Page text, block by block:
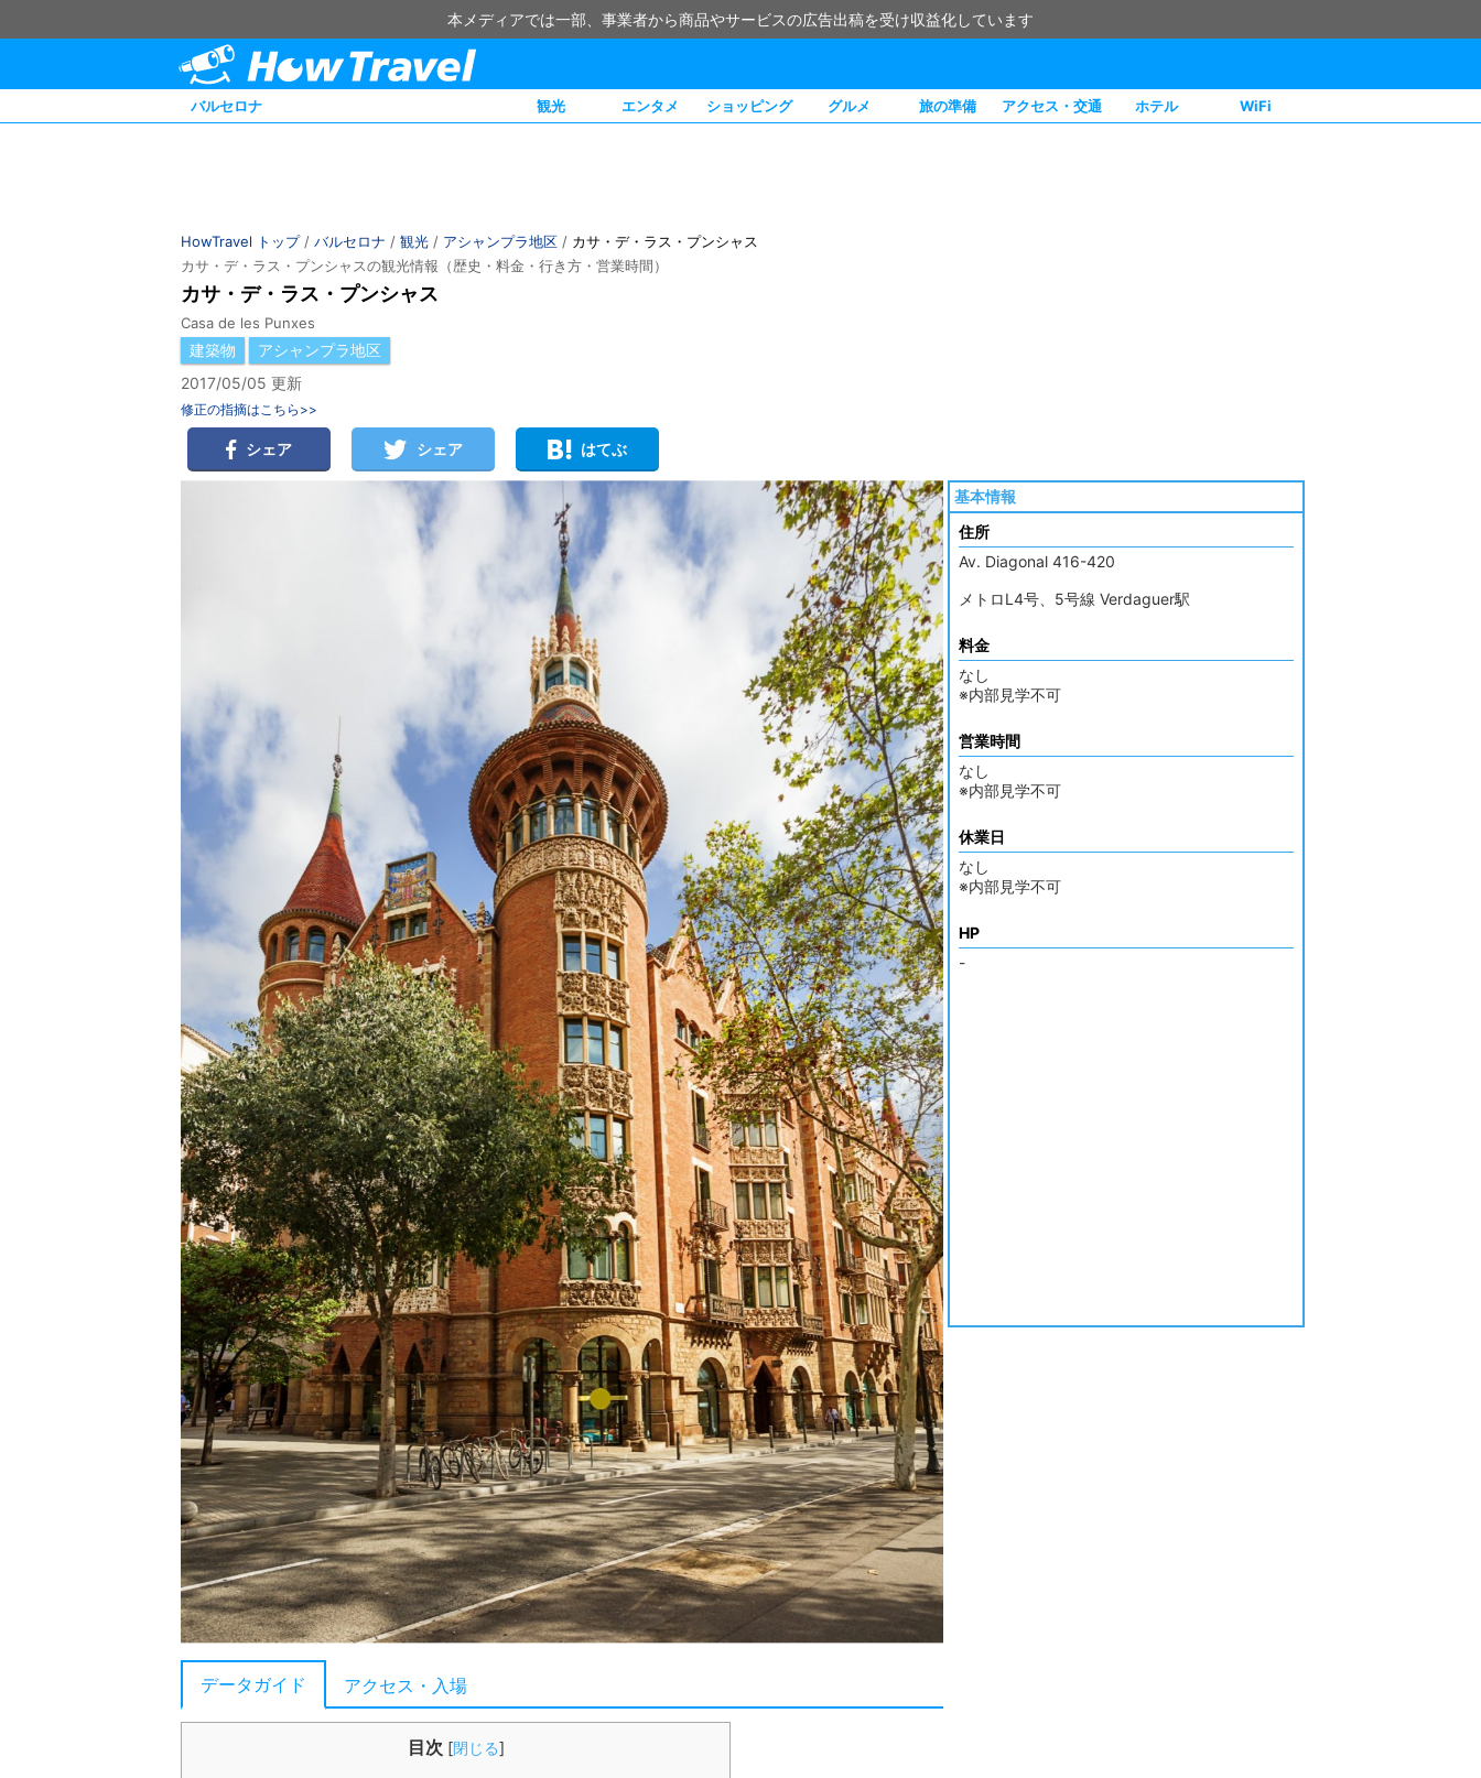
本メディアでは一部、事業者から商品やサービスの広告出稿を受け収益化しています
バルセロナ 観光 エンタメ ショッピング グルメ 旅の準備 アクセス・交通 ホテル WiFi
HowTravel トップ/ バルセロナ / 観光 / アシャンプラ地区 / カサ・デ・ラス・プンシャス
カサ・デ・ラス・プンシャスの観光情報（歴史・料金・行き方・営業時間）
カサ・デ・ラス・プンシャス
Casa de les Punxes
建築物
アシャンプラ地区
2017/05/05 更新
修正の指摘はこちら>>
シェア シェア はてぶ
基本情報
住所
Av. Diagonal 416-420
メトロL4号、5号線 Verdaguer駅
料金
なし
※内部見学不可
営業時間
なし
※内部見学不可
休業日
なし
※内部見学不可
HP
-
データガイド アクセス・入場
目次 [閉じる]